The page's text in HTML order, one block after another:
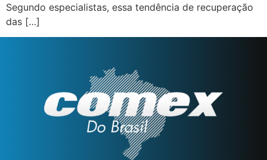
Segundo especialistas, essa tendência de recuperação
das […]